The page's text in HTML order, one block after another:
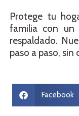
Protege tu
familia con un
respaldado.
paso a paso, sin
Facebook